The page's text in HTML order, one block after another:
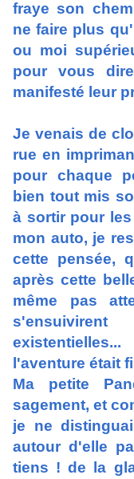
fraye son
ne faire plus
ou moi
pour vous
manifesté leur
Je venais de
rue en
pour chaque
bien tout mis
à sortir pour
mon auto, je
cette pensée,
après cette
même pas
l'aventure était
Ma petite
sagement, et
je ne
autour d'elle
tiens ! de la